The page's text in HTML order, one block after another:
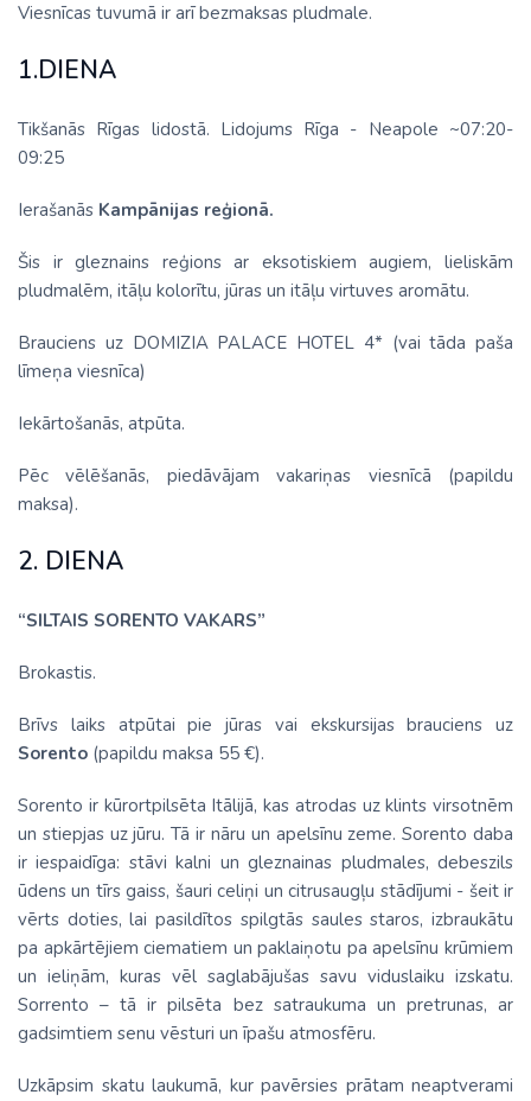
Viesnīcas tuvumā ir arī bezmaksas pludmale.
1.DIENA
Tikšanās Rīgas lidostā. Lidojums Rīga - Neapole ~07:20-
09:25
Ierašanās Kampānijas reģionā.
Šis ir gleznains reģions ar eksotiskiem augiem, lieliskām
pludmalēm, itāļu kolorītu, jūras un itāļu virtuves aromātu.
Brauciens uz DOMIZIA PALACE HOTEL 4* (vai tāda paša
līmeņa viesnīca)
Iekārtošanās, atpūta.
Pēc vēlēšanās, piedāvājam vakariņas viesnīcā (papildu
maksa).
2. DIENA
“SILTAIS SORENTO VAKARS”
Brokastis.
Brīvs laiks atpūtai pie jūras vai ekskursijas brauciens uz
Sorento (papildu maksa 55 €).
Sorento ir kūrortpilsēta Itālijā, kas atrodas uz klints virsotnēm
un stiepjas uz jūru. Tā ir nāru un apelsīnu zeme. Sorento daba
ir iespaidīga: stāvi kalni un gleznainas pludmales, debeszils
ūdens un tīrs gaiss, šauri celiņi un citrusaugļu stādījumi - šeit ir
vērts doties, lai pasildītos spilgtās saules staros, izbraukātu
pa apkārtējiem ciematiem un paklaiņotu pa apelsīnu krūmiem
un ieliņām, kuras vēl saglabājušas savu viduslaiku izskatu.
Sorrento – tā ir pilsēta bez satraukuma un pretrunas, ar
gadsimtiem senu vēsturi un īpašu atmosfēru.
Uzkāpsim skatu laukumā, kur pavērsies prātam neaptverami